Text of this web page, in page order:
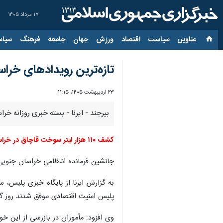
۱۷ مرداد ۱۴۰۵
عناوین‌ سیاست اقتصاد ورزش جهان جامعه فرهنگ
تازه‌ترین رویدادهای
۲۳ اردیبهشت ۱۴۰۵، ۱۱:۱۵